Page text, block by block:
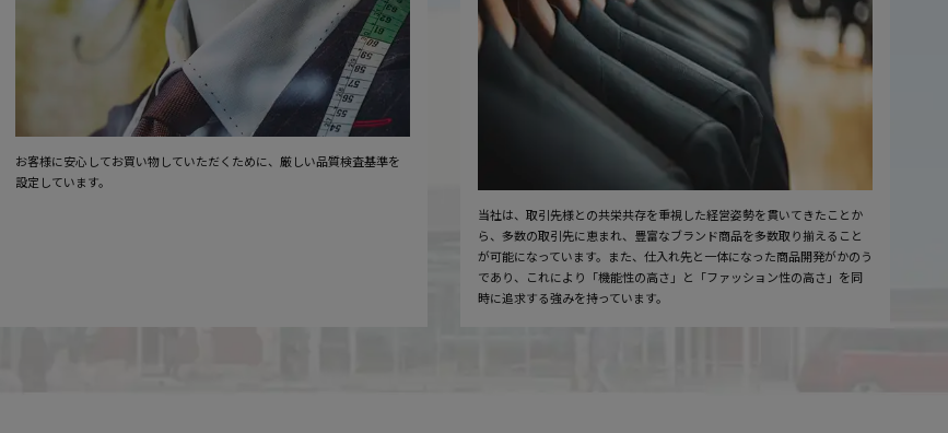
お客様に安心してお買い物していただくために、厳しい品質検査基準を
設定しています。
当社は、取引先様との共栄共存を重視した経営姿勢を貫いてきたことか
ら、多数の取引先に恵まれ、豊富なブランド商品を多数取り揃えること
が可能になっています。また、仕入れ先と一体になった商品開発がかのう
であり、これにより「機能性の高さ」と「ファッション性の高さ」を同
時に追求する強みを持っています。